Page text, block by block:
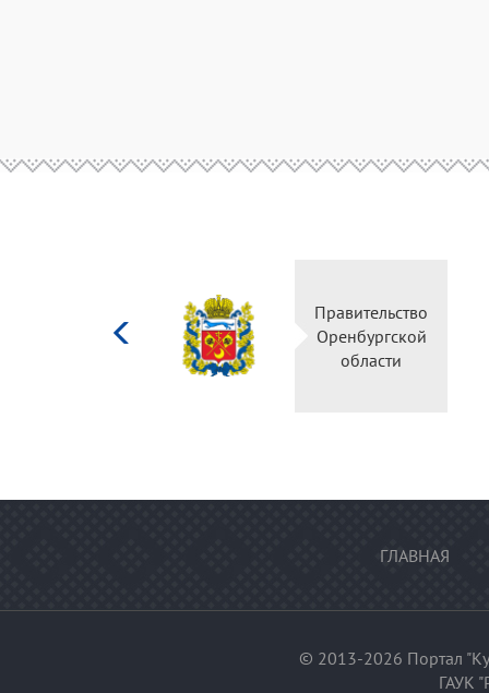
Правительство
Оренбургской
области
ГЛАВНАЯ
© 2013-2026 Портал
ГАУК